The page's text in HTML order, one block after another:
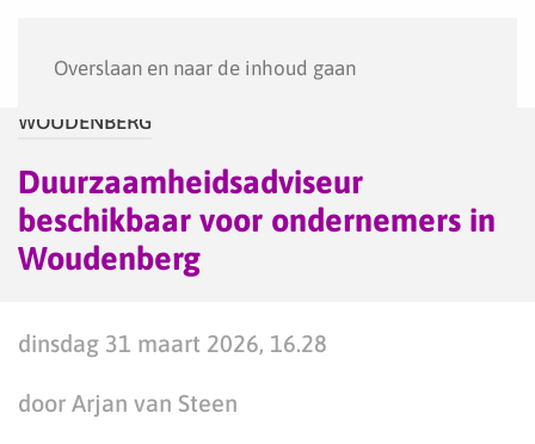
Overslaan en naar de inhoud gaan
WOUDENBERG
Duurzaamheidsadviseur
beschikbaar voor ondernemers in
Woudenberg
dinsdag 31 maart 2026, 16.28
door Arjan van Steen